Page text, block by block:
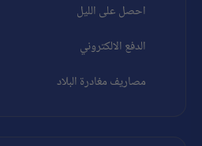
احصل على الليل
الدفع الالكتروني
مصاريف مغادرة البلاد